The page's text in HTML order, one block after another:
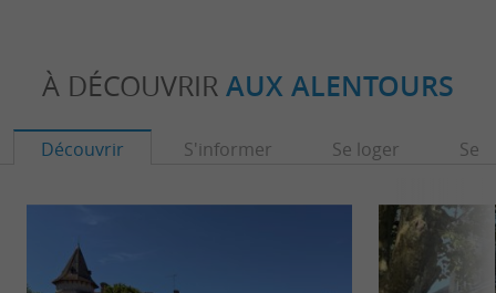
À DÉCOUVRIR AUX ALENTOURS
Découvrir S'informer Se loger Se